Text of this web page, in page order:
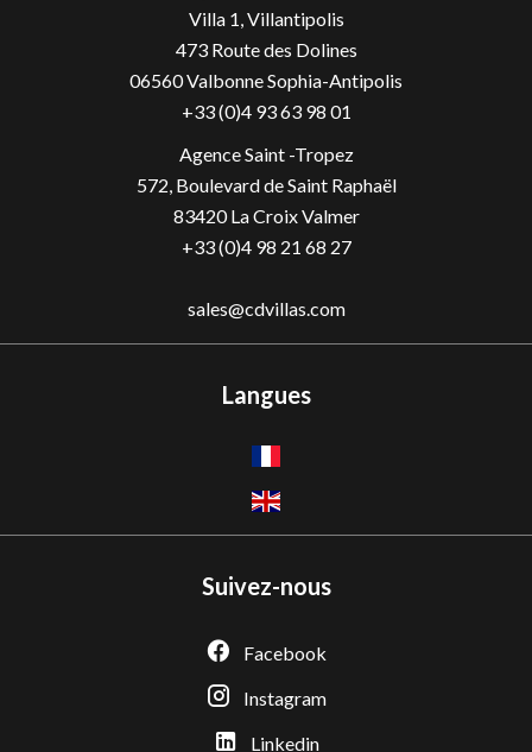
Villa 1, Villantipolis
473 Route des Dolines
06560Valbonne Sophia-Antipolis
+33 (0)4 93 63 98 01
Agence Saint -Tropez
572, Boulevard de Saint Raphaël
83420 La Croix Valmer
+33 (0)4 98 21 68 27
sales@cdvillas.com
Langues
Suivez-nous
Facebook
Instagram
Linkedin